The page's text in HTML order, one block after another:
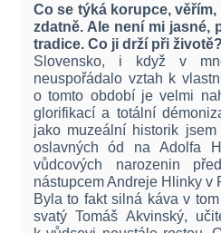
Co se týká korupce,
zdatně. Ale není mi
tradice. Co ji drží při
Slovensko, i když v
neuspořádalo vztah k
o tomto období je velmi
glorifikací a totální
jako muzeální historik
oslavných ód na Adolfa
vůdcových narozenin
nástupcem Andreje Hlinky v
Byla to fakt silná káva v
svatý Tomáš Akvinský,